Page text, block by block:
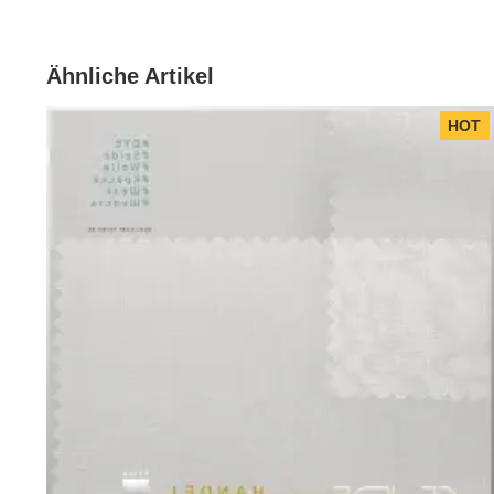
sichtbar sein soll.
bemalen, färben, bedrucken oder besticken lassen.
Ähnliche Artikel
HOT